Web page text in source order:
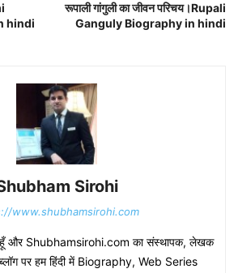
hindi
रूपाली गांगुली का जीवन परिचय।Rupali
Ganguly Biography in hindi
Sirohi
www.shubhamsirohi.com
हूँ और Shubhamsirohi.com का संस्थापक, लेखक
पर हम हिंदी में Biography, Web Series